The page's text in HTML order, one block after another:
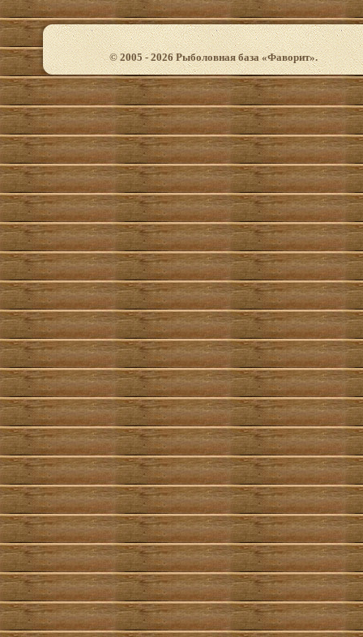
© 2005 - 2026 Рыболовная база «Фаворит».